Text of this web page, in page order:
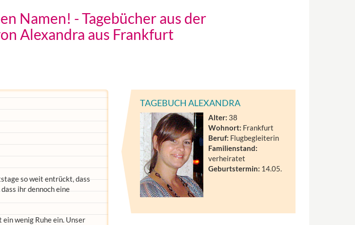
Namen! - Tagebücher aus der
Alexandra aus Frankfurt
so weit entrückt, dass
ihr dennoch eine
ein wenig Ruhe ein. Unser
TAGEBUCH ALEXANDRA
Alter: 38
Wohnort: Frankfurt
Beruf: Flugbegleiterin
Familienstand:
verheiratet
Geburtstermin: 14.05.